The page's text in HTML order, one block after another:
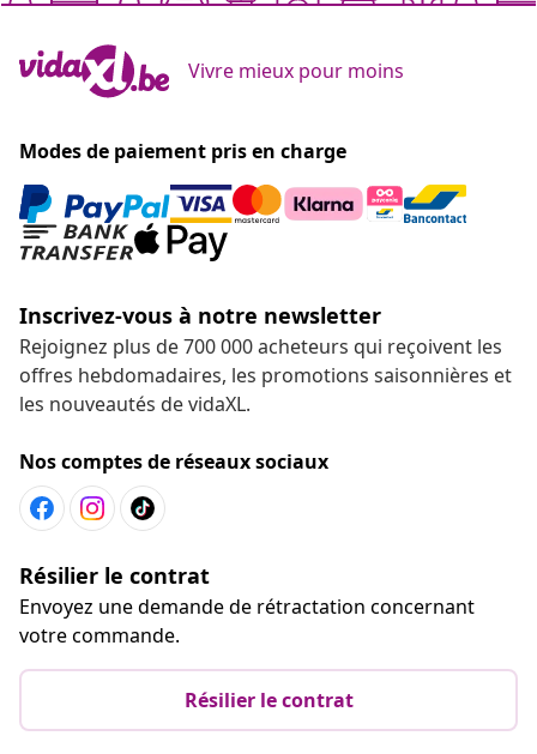
Vivre mieux pour moins
Modes de paiement pris en charge
Inscrivez-vous à notre newsletter
Rejoignez plus de 700 000 acheteurs qui reçoivent les
offres hebdomadaires, les promotions saisonnières et
les nouveautés de vidaXL.
Nos comptes de réseaux sociaux
Résilier le contrat
Envoyez une demande de rétractation concernant
votre commande.
Résilier le contrat